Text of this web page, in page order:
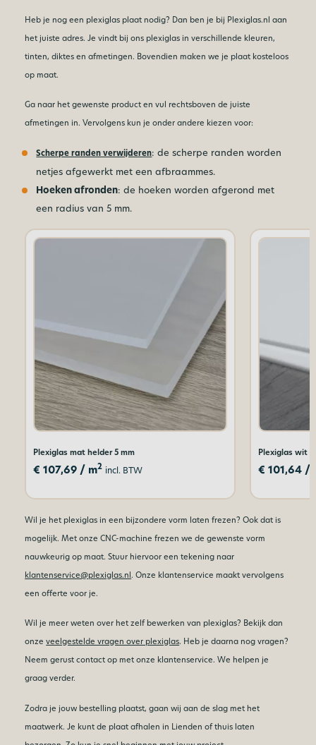
Heb je nog een plexiglas plaat nodig? Dan ben je bij Plexiglas.nl aan
het juiste adres. Je vindt bij ons plexiglas in verschillende kleuren,
tinten, diktes en afmetingen. Bovendien maken we je plaat kosteloos
op maat.
Ga naar het gewenste product en vul rechtsboven de juiste
afmetingen in. Vervolgens kun je onder andere kiezen voor:
Scherpe randen verwijderen: de scherpe randen worden
netjes afgewerkt met een afbraammes.
Hoeken afronden: de hoeken worden afgerond met
een radius van 5 mm.
Plexiglas mat helder 5 mm
€ 107,69/ m2 incl. BTW
Plexiglas wit 5
€ 101,64/
Wil je het plexiglas in een bijzondere vorm laten frezen? Ook dat is
mogelijk. Met onze CNC-machine frezen we de gewenste vorm
nauwkeurig op maat. Stuur hiervoor een tekening naar
klantenservice@plexiglas.nl. Onze klantenservice maakt vervolgens
een offerte voor je.
Wil je meer weten over het zelf bewerken van plexiglas? Bekijk dan
onzeveelgestelde vragen over plexiglas. Heb je daarna nog vragen?
Neem gerust contact op met onze klantenservice. We helpen je
graag verder.
Zodra je jouw bestelling plaatst, gaan wij aan de slag met het
maatwerk. Je kunt de plaat afhalen in Lienden of thuis laten